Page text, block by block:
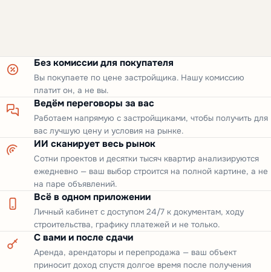
Без комиссии для покупателя
Вы покупаете по цене застройщика. Нашу комиссию
платит он, а не вы.
Ведём переговоры за вас
Работаем напрямую с застройщиками, чтобы получить для
вас лучшую цену и условия на рынке.
ИИ сканирует весь рынок
Сотни проектов и десятки тысяч квартир анализируются
ежедневно — ваш выбор строится на полной картине, а не
на паре объявлений.
Всё в одном приложении
Личный кабинет с доступом 24/7 к документам, ходу
строительства, графику платежей и не только.
С вами и после сдачи
Аренда, арендаторы и перепродажа — ваш объект
приносит доход спустя долгое время после получения